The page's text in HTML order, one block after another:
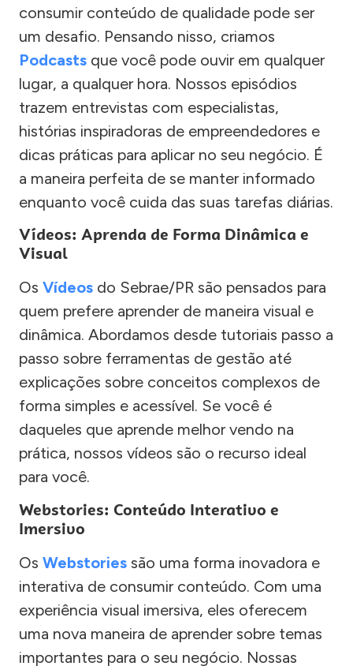
consumir conteúdo de qualidade pode ser
um desafio. Pensando nisso, criamos
Podcasts que você pode ouvir em qualquer
lugar, a qualquer hora. Nossos episódios
trazem entrevistas com especialistas,
histórias inspiradoras de empreendedores e
dicas práticas para aplicar no seu negócio. É
a maneira perfeita de se manter informado
enquanto você cuida das suas tarefas diárias.
Vídeos: Aprenda de Forma Dinâmica e
Visual
Os Vídeos do Sebrae/PR são pensados para
quem prefere aprender de maneira visual e
dinâmica. Abordamos desde tutoriais passo a
passo sobre ferramentas de gestão até
explicações sobre conceitos complexos de
forma simples e acessível. Se você é
daqueles que aprende melhor vendo na
prática, nossos vídeos são o recurso ideal
para você.
Webstories: Conteúdo Interativo e
Imersivo
Os Webstories são uma forma inovadora e
interativa de consumir conteúdo. Com uma
experiência visual imersiva, eles oferecem
uma nova maneira de aprender sobre temas
importantes para o seu negócio. Nossas